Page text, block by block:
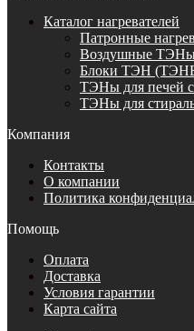
Каталог нагревателей
Патронные
Воздушные
Блоки ТЭН
ТЭНы для печей
ТЭНы для
Компания
Контакты
О компании
Политика
Помощь
Оплата
Доставка
Условия гарантии
Карта сайта